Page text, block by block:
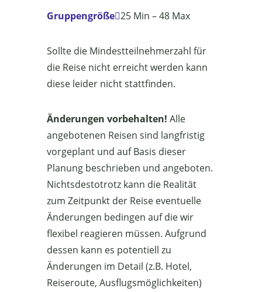
Gruppengröße 25 Min – 48 Max
Sollte die Mindestteilnehmerzahl für
die Reise nicht erreicht werden kann
diese leider nicht stattfinden.
Änderungen vorbehalten! Alle
angebotenen Reisen sind langfristig
vorgeplant und auf Basis dieser
Planung beschrieben und angeboten.
Nichtsdestotrotz kann die Realität
zum Zeitpunkt der Reise eventuelle
Änderungen bedingen auf die wir
flexibel reagieren müssen. Aufgrund
dessen kann es potentiell zu
Änderungen im Detail (z.B. Hotel,
Reiseroute, Ausflugsmöglichkeiten)